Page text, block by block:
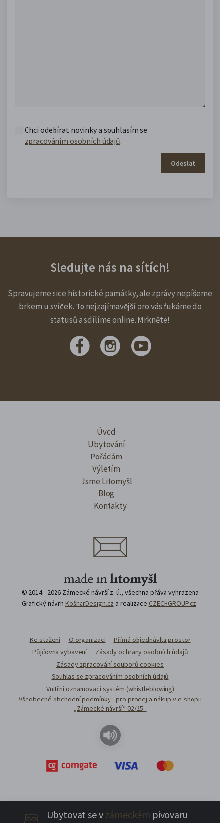
Ubytovat se v zámeckém pivovaru
Chci odebírat novinky a souhlasím se
zpracováním osobních údajů.
Odeslat
Sledujte nás na sítích!
Spravujeme sice historické památky, ale zprávy nepíšeme
brkem u svíček. To nejzajímavější pro vás ťukáme do
statusů a sdílíme online. Mrkněte!
Úvod
Ubytování
Pořádám
Výletím
Jsme Litomyšl
Blog
Kontakty
© 2014 - 2026 Zámecké návrší z. ú., všechna přáva vyhrazena
Grafický návrh KošnarDesign.cz a realizace CZECHGROUP.cz
Ke stažení O organizaci
Přímá objednávka prostor
Půjčovna vybavení
Zásady ochrany osobních údajů
Zásady zpracování souborů cookies
Souhlas se zpracováním osobních údajů
Vnitřní oznamovací systém (whistleblowing)
Všeobecné obchodní podmínky - pro prodej a nákup v e-shopu
„Zámecké návrší“ 02/25 -